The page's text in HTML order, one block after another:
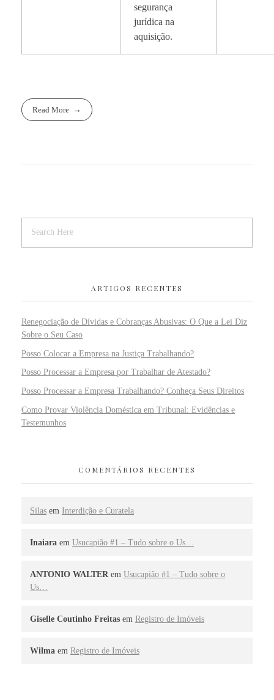
segurança
jurídica na
aquisição.
Read More
ARTIGOS RECENTES
Renegociação de Dívidas e Cobranças Abusivas: O Que a Lei Diz
Sobre o Seu Caso
Posso Colocar a Empresa na Justiça Trabalhando?
Posso Processar a Empresa por Trabalhar de Atestado?
Posso Processar a Empresa Trabalhando? Conheça Seus Direitos
Como Provar Violência Doméstica em Tribunal: Evidências e
Testemunhos
COMENTÁRIOS RECENTES
Silas em Interdição e Curatela
Inaiara em Usucapião #1 – Tudo sobre o Us…
ANTONIO WALTER em Usucapião #1 – Tudo sobre o
Us…
Giselle Coutinho Freitas em Registro de Imóveis
Wilma em Registro de Imóveis